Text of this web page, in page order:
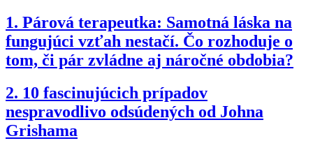
1. Párová terapeutka: Samotná láska na
fungujúci vzťah nestačí. Čo rozhoduje o
tom, či pár zvládne aj náročné obdobia?
2. 10 fascinujúcich prípadov
nespravodlivo odsúdených od Johna
Grishama